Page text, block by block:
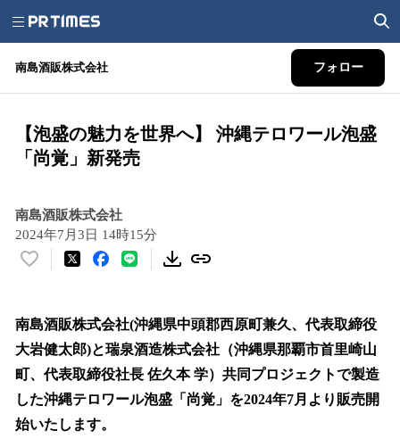
南島酒販株式会社 フォロー
【泡盛の魅力を世界へ】 沖縄テロワール泡盛
「尚覚」新発売
南島酒販株式会社
2024年7月3日 14時15分
い
！
数
を
読
み
込
南島酒販株式会社(沖縄県中頭郡西原町兼久、代表取締役
大岩健太郎)と瑞泉酒造株式会社（沖縄県那覇市首里崎山
町、代表取締役社長 佐久本 学）共同プロジェクトで製造
した沖縄テロワール泡盛「尚覚」を2024年7月より販売開
始いたします。